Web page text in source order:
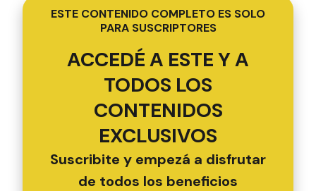
ESTE CONTENIDO COMPLETO ES SOLO
PARA SUSCRIPTORES
ACCEDÉ A ESTE Y A
TODOS LOS
CONTENIDOS
EXCLUSIVOS
Suscribite y empezá a disfrutar
de todos los beneficios